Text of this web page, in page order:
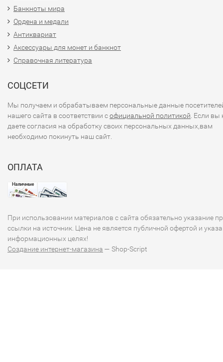
Банкноты мира
Ордена и медали
Антиквариат
Аксессуары для монет и банкнот
Справочная литература
СОЦСЕТИ
Мы получаем и обрабатываем персональные данные
нашего сайта в соответствии софициальной политикой . Если вы
даете согласия на обработку своих персональных данных,вам
необходимо покинуть наш сайт.
ОПЛАТА
При использовании материалов с сайта обязательно указание
ссылки на источник. Цена не является публичной офертой и
информационных целях!
Создание интернет-магазина — Shop-Script